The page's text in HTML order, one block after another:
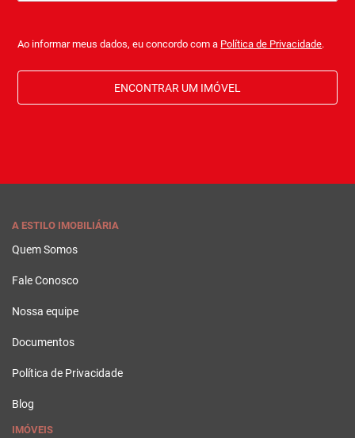
Ao informar meus dados, eu concordo com a Política de Privacidade.
ENCONTRAR UM IMÓVEL
A ESTILO IMOBILIÁRIA
Quem Somos
Fale Conosco
Nossa equipe
Documentos
Política de Privacidade
Blog
IMÓVEIS